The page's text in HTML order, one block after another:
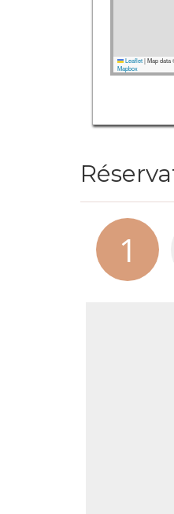
Leaflet |Map data
Mapbox
1